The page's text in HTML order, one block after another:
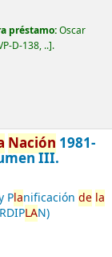
préstamo:Oscar
D-138, .. .
Nación 1981-
III.
Planificación de la
LAN)